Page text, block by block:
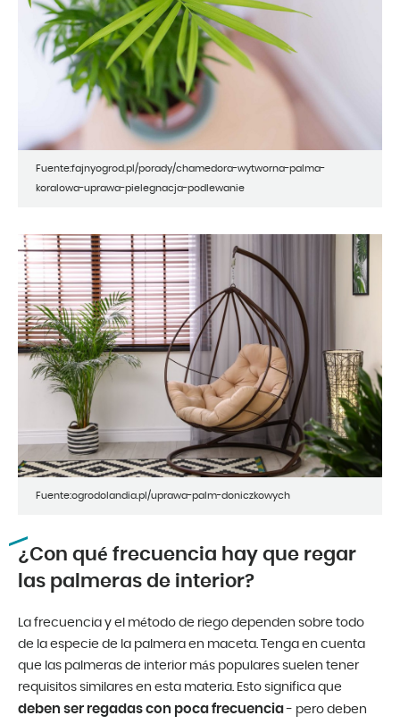
Fuente:fajnyogrod.pl/porady/chamedora-wytworna-palma-
koralowa-uprawa-pielegnacja-podlewanie
Fuente:ogrodolandia.pl/uprawa-palm-doniczkowych
¿Con qué frecuencia hay que regar
las palmeras de interior?
La frecuencia y el método de riego dependen sobre todo
de la especie de la palmera en maceta. Tenga en cuenta
que las palmeras de interior más populares suelen tener
requisitos similares en esta materia. Esto significa que
deben ser regadas con poca frecuencia- pero deben